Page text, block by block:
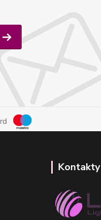
Kontakty